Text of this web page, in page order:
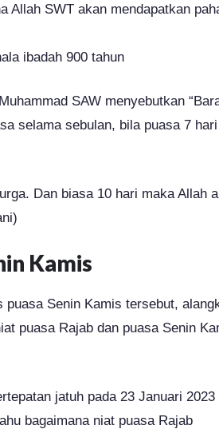
Allah SWT akan mendapatkan
ibadah 900 tahun
SAW menyebutkan
selama sebulan, bila puasa 7 hari
Dan biasa 10 hari maka Allah
Kamis
Senin Kamis tersebut,
puasa Rajab dan puasa Senin
jatuh pada 23 Januari 2023
bagaimana niat puasa Rajab